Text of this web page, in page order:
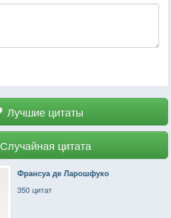
Лучшие цитаты
Случайная цитата
Франсуа де Ларошфуко
350 цитат